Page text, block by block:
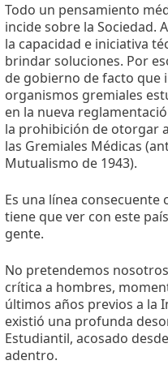
Todo un pensamiento
incide sobre la Sociedad.
la capacidad e iniciativa
brindar soluciones. Por
de gobierno de facto que
organismos gremiales
en la nueva
la prohibición de otorgar
las Gremiales Médicas
Mutualismo de 1943).
Es una línea
tiene que ver con este
gente.
No pretendemos
crítica a hombres,
últimos años previos a la
existió una profunda
Estudiantil, acosado
adentro.